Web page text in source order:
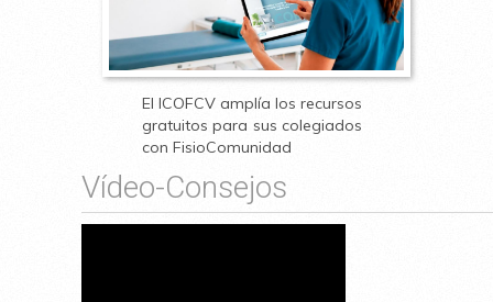
El ICOFCV amplía los recursos
gratuitos para sus colegiados
con FisioComunidad
Vídeo-Consejos